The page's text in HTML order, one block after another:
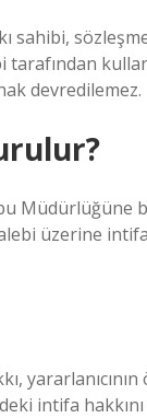
sahibi,
devredilemez.
Müdürlüğüne
üzerine
intifa